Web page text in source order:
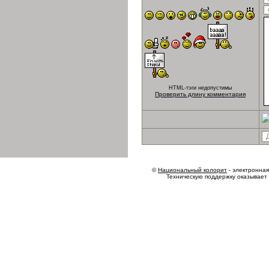
HTML-тэги недопустимы
Проверить длину комментария
©Национальный колорит -
Техническую поддержку